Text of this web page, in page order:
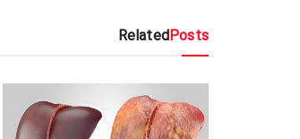
RelatedPosts